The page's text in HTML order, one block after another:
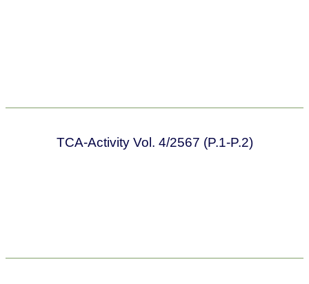
TCA-Activity Vol. 4/2567 (P.1-P.2)